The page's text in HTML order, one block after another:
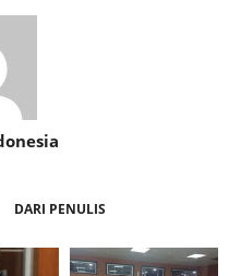
DARI PENULIS